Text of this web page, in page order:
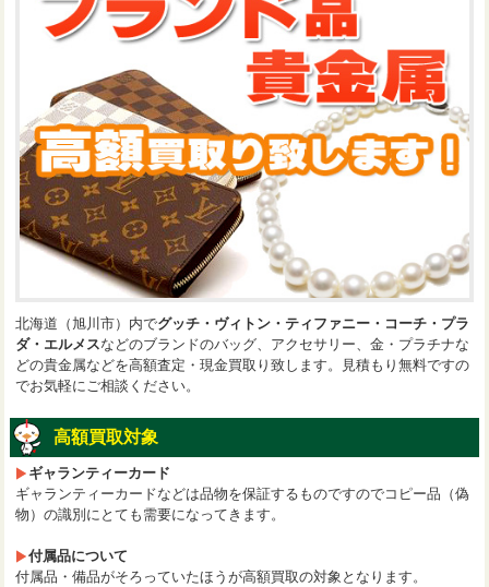
北海道（旭川市）内でグッチ・ヴィトン・ティファニー・コーチ・プラ
ダ・エルメスなどのブランドのバッグ、アクセサリー、金・プラチナな
どの貴金属などを高額査定・現金買取り致します。見積もり無料ですの
でお気軽にご相談ください。
高額買取対象
ギャランティーカード
ギャランティーカードなどは品物を保証するものですのでコピー品（偽
物）の識別にとても需要になってきます。
付属品について
付属品・備品がそろっていたほうが高額買取の対象となります。